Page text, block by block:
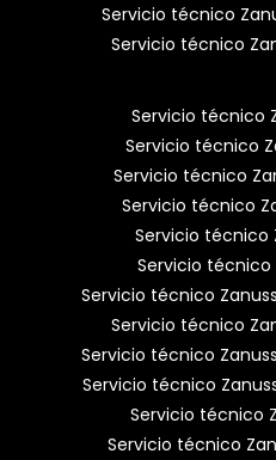
Servicio técnico
Servicio técnico
Servicio técnico
Servicio técnico
Servicio técnico
Servicio técnico
Servicio técnico
Servicio técnico
Servicio técnico
Servicio técnico
Servicio técnico
Servicio técnico
Servicio técnico
Servicio técnico